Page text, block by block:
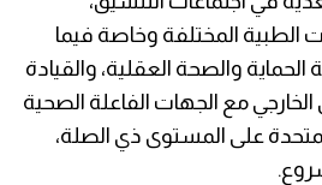
الطبية المختلفة وخاصة فيما
والصحة العقلية، والقيادة
مع الجهات الفاعلة الصحية
على المستوى ذي الصلة،